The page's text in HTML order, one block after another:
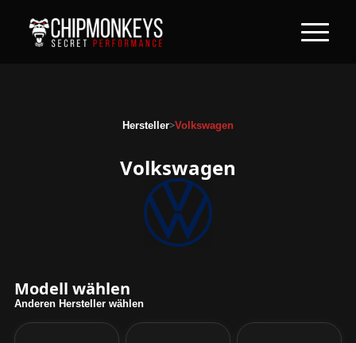
Hersteller>Volkswagen
Volkswagen
Modell wählen
Anderen Hersteller wählen